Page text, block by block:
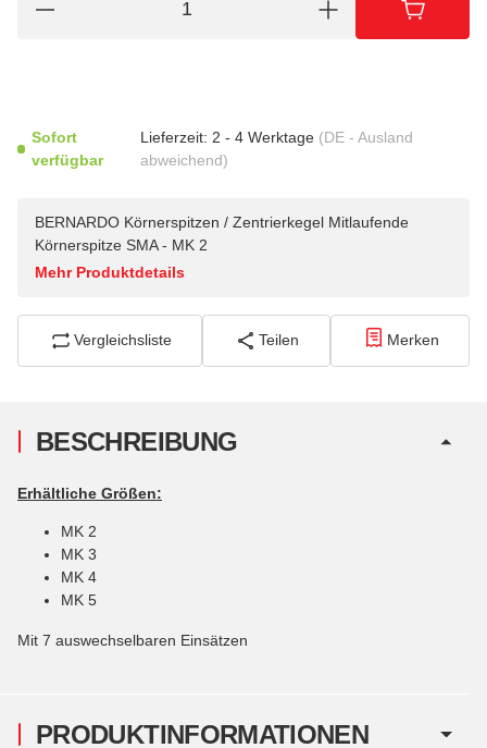
Sofort
verfügbar
Lieferzeit: 2 - 4 Werktage (DE - Ausland
abweichend)
BERNARDO Körnerspitzen / Zentrierkegel Mitlaufende
Körnerspitze SMA - MK 2
Mehr Produktdetails
Vergleichsliste Teilen Merken
PRODUKTINFORMATIONEN
BESCHREIBUNG
Erhältliche Größen:
MK 2
MK 3
MK 4
MK 5
Mit 7 auswechselbaren Einsätzen